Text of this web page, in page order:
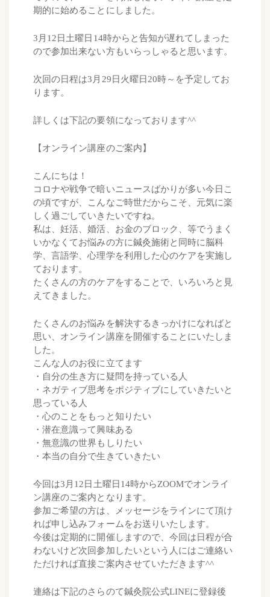
期的に始めることにしました。
3月12日土曜日14時からと告知が遅れてしまった
ので参加出来ない方もいらっしゃると思います。
次回の日程は3月29日火曜日20時～を予定してお
ります。
詳しくは下記の要領になっております^^
【オンライン講座のご案内】
こんにちは！
コロナや戦争で暗いニュースばかりが多い今日こ
の頃ですが、こんなご時世だからこそ、元気に楽
しく過ごしていきたいですね。
私は、妊活、婚活、お金のブロック、等でうまく
いかなくてお悩みの方に鍼灸施術と同時に脳科
学、言語学、心理学を利用した心のケアを実施し
ております。
たくさんの方のケアをすることで、いろいろと見
えてきました。
たくさんのお悩みを解決するきっかけになればと
思い、オンライン講座を開催することにいたしま
した。
こんな人のお役に立てます
・自分の生き方に疑問を持っている人
・ネガティブ思考をポジティブにしていきたいと
思っている人
・心のことをもっと知りたい
・潜在意識って興味ある
・無意識の世界もしりたい
・本当の自分で生きていきたい
今回は3月12日土曜日14時からZOOMでオンライ
ン講座のご案内となります。
参加ご希望の方は、メッセージをラインにて頂け
れば申し込みフォームをお送りいたします。
今後は定期的に開催しますので、今回は日程が合
わないけど次回参加したいという人にはご連絡い
ただければ直接ご案内させていただきます^^
連絡は下記のさらのて鍼灸院公式LINEに登録後